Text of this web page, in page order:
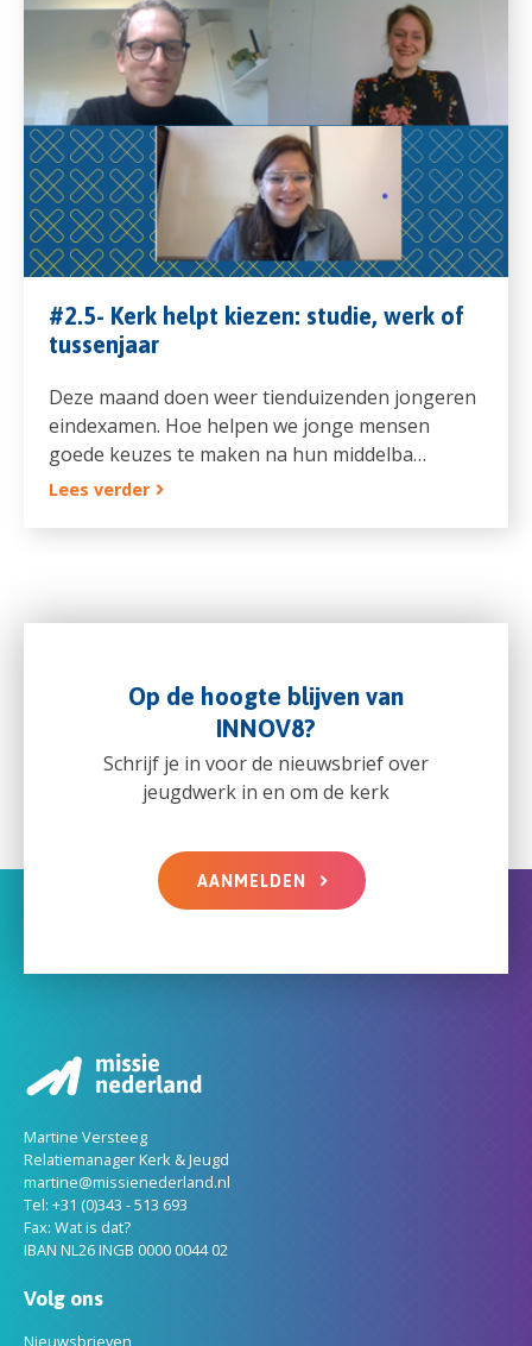
#2.5- Kerk helpt kiezen: studie, werk of
tussenjaar
Deze maand doen weer tienduizenden jongeren
eindexamen. Hoe helpen we jonge mensen
goede keuzes te maken na hun middelba…
Lees verder
Op de hoogte blijven van
INNOV8?
Schrijf je in voor de nieuwsbrief over
jeugdwerk in en om de kerk
AANMELDEN
Martine Versteeg
Relatiemanager Kerk & Jeugd
martine@missienederland.nl
Tel: +31 (0)343 - 513 693
Fax: Wat is dat?
IBAN NL26 INGB 0000 0044 02
Volg ons
Nieuwsbrieven